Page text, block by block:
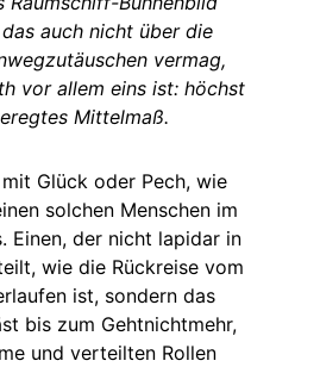
auch nicht über die
vermag,
vor allem eins ist: höchst
Mittelmaß.
Glück oder Pech, wie
solchen Menschen im
Einen, der nicht lapidar in
wie die Rückreise vom
ist, sondern das
bis zum Gehtnichtmehr,
und verteilten Rollen